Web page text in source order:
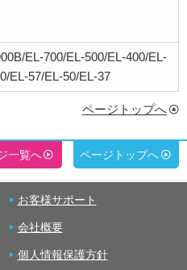
EL-700/EL-500/EL-400/EL-
EL-57/EL-50/EL-37
ページトップへ
一覧へ ページトップへ
お客様サポート
会社概要
個人情報保護方針